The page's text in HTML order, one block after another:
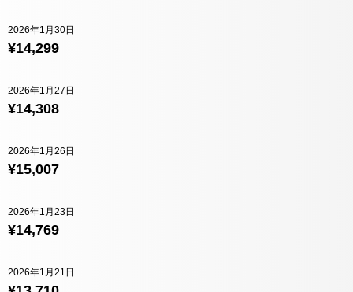
¥14,299
2026年1月30日
¥14,308
2026年1月27日
¥15,007
2026年1月26日
¥14,769
2026年1月23日
2026年1月21日